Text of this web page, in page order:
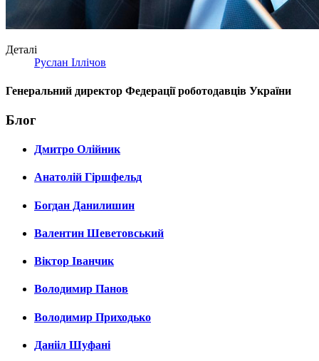
Деталі
Руслан Іллічов
Генеральний директор Федерації роботодавців України
Блог
Дмитро Олійник
Анатолій Гіршфельд
Богдан Данилишин
Валентин Шеветовський
Віктор Іванчик
Володимир Панов
Володимир Приходько
Данііл Шуфані